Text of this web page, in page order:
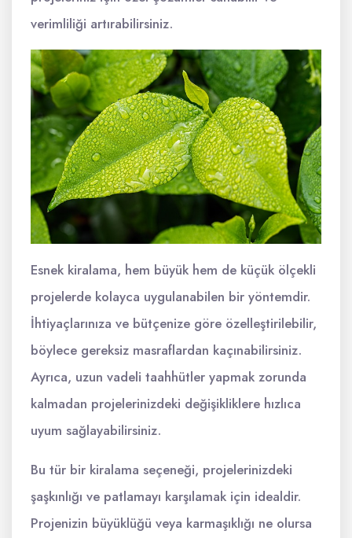
verimliliği artırabilirsiniz.
Esnek kiralama, hem büyük hem de küçük ölçekli
projelerde kolayca uygulanabilen bir yöntemdir.
İhtiyaçlarınıza ve bütçenize göre özelleştirilebilir,
böylece gereksiz masraflardan kaçınabilirsiniz.
Ayrıca, uzun vadeli taahhütler yapmak zorunda
kalmadan projelerinizdeki değişikliklere hızlıca
uyum sağlayabilirsiniz.
Bu tür bir kiralama seçeneği, projelerinizdeki
şaşkınlığı ve patlamayı karşılamak için idealdir.
Projenizin büyüklüğü veya karmaşıklığı ne olursa